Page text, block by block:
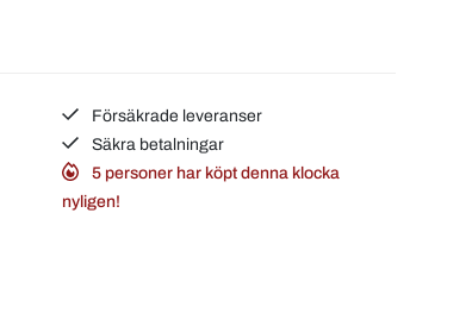
Försäkrade leveranser
Säkra betalningar
5 personer har köpt denna klocka
nyligen!